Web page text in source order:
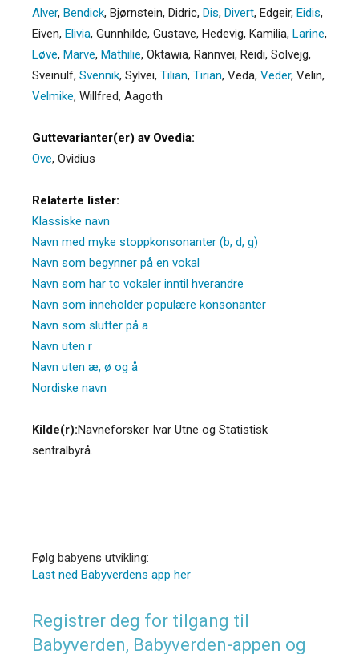
Alver, Bendick, Bjørnstein, Didric, Dis, Divert, Edgeir, Eidis,
Eiven, Elivia, Gunnhilde, Gustave, Hedevig, Kamilia, Larine,
Løve, Marve, Mathilie, Oktawia, Rannvei, Reidi, Solvejg,
Sveinulf, Svennik, Sylvei, Tilian, Tirian, Veda, Veder, Velin,
Velmike, Willfred, Aagoth
Guttevarianter(er) av Ovedia:
Ove, Ovidius
Relaterte lister:
Klassiske navn
Navn med myke stoppkonsonanter (b, d, g)
Navn som begynner på en vokal
Navn som har to vokaler inntil hverandre
Navn som inneholder populære konsonanter
Navn som slutter på a
Navn uten r
Navn uten æ, ø og å
Nordiske navn
Kilde(r):Navneforsker Ivar Utne og Statistisk
sentralbyrå.
Følg babyens utvikling:
Last ned Babyverdens app her
Registrer deg for tilgang til
Babyverden, Babyverden-appen og